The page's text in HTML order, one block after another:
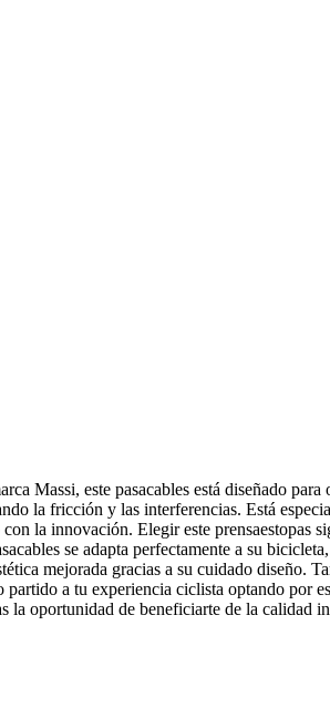
Massi, este pasacables está diseñado
la fricción y las interferencias. Está
la innovación. Elegir este prensaestopas
se adapta perfectamente a su
mejorada gracias a su cuidado diseño.
a tu experiencia ciclista optando por
la oportunidad de beneficiarte de la calidad